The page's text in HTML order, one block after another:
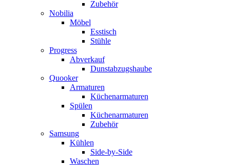
Zubehör
Nobilia
Möbel
Esstisch
Stühle
Progress
Abverkauf
Dunstabzugshaube
Quooker
Armaturen
Küchenarmaturen
Spülen
Küchenarmaturen
Zubehör
Samsung
Kühlen
Side-by-Side
Waschen